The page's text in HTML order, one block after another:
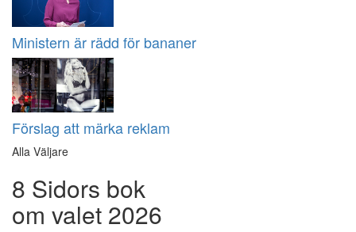
Ministern är rädd för bananer
Förslag att märka reklam
Alla Väljare
8 Sidors bok
om valet 2026